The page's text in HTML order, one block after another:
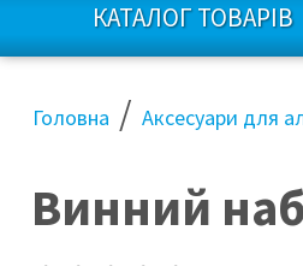
КАТАЛОГ ТОВАРІВ
Головна / Аксесуари для
Винний